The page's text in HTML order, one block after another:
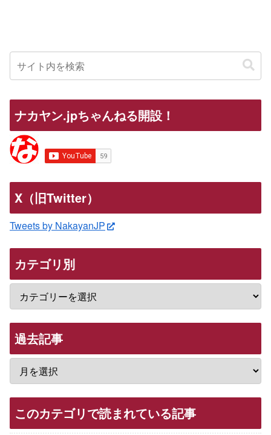
ナカヤン.jpちゃんねる開設！
X（旧Twitter）
Tweets by NakayanJP
カテゴリ別
過去記事
このカテゴリで読まれている記事